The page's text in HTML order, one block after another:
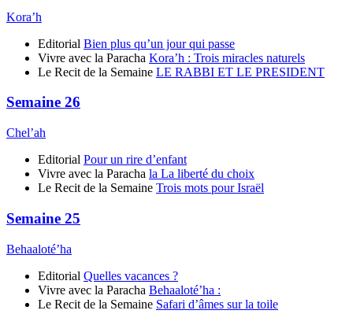
Kora’h
Editorial Bien plus qu’un jour qui passe
Vivre avec la Paracha Kora’h : Trois miracles naturels
Le Recit de la Semaine LE RABBI ET LE PRESIDENT
Semaine 26
Chel’ah
Editorial Pour un rire d’enfant
Vivre avec la Paracha la La liberté du choix
Le Recit de la Semaine Trois mots pour Israël
Semaine 25
Behaaloté’ha
Editorial Quelles vacances ?
Vivre avec la Paracha Behaaloté’ha :
Le Recit de la Semaine Safari d’âmes sur la toile